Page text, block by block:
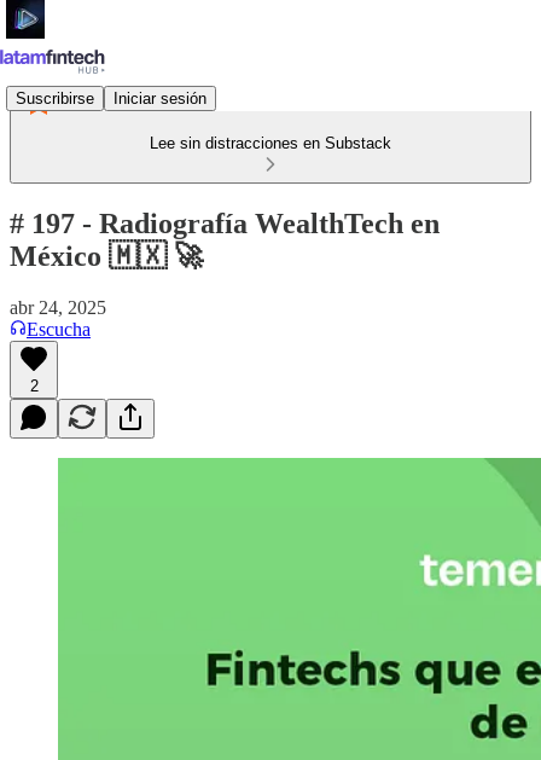
Suscribirse Iniciar sesión
Lee sin distracciones en Substack
# 197 - Radiografía WealthTech en
México 🇲🇽 🚀
abr 24, 2025
Escucha
2